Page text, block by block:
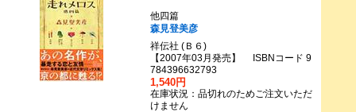
他四篇
森見登美彦
祥伝社 (Ｂ６)
【2007年03月発売】 ISBNコード 9
784396632793
1,540円
在庫状況：品切れのためご注文いただ
けません